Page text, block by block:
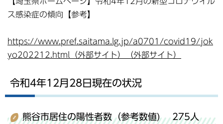
ス感染症の傾向【参考】
https://www.pref.saitama.lg.jp/a0701/covid19/jok
yo202212.html（外部サイト）（外部サイト）
令和4年12月28日現在の状況
熊谷市居住の陽性者数（参考数値) 275人